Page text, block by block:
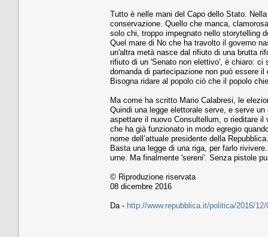
Tutto è nelle mani del Capo dello Stato.
conservazione. Quello che manca,
solo chi, troppo impegnato nello storytelling
Quel mare di No che ha travolto il governo
un'altra metà nasce dal rifiuto di una brutta
rifiuto di un 'Senato non elettivo', è chiaro: ci
domanda di partecipazione non può essere
Bisogna ridare al popolo ciò che il popolo
Ma come ha scritto Mario Calabresi, le
Quindi una legge elettorale serve, e serve
aspettare il nuovo Consultellum, o rieditare
che ha già funzionato in modo egregio
nome dell’attuale presidente della Repubblica.
Basta una legge di una riga, per farlo
urne. Ma finalmente 'sereni'. Senza pistole
© Riproduzione riservata
08 dicembre 2016
Da - http://www.repubblica.it/politica/2016/